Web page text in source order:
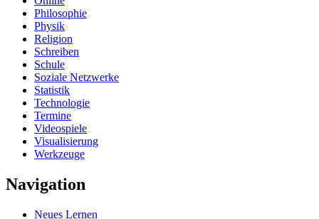
Philosophie
Physik
Religion
Schreiben
Schule
Soziale Netzwerke
Statistik
Technologie
Termine
Videospiele
Visualisierung
Werkzeuge
Navigation
Neues Lernen